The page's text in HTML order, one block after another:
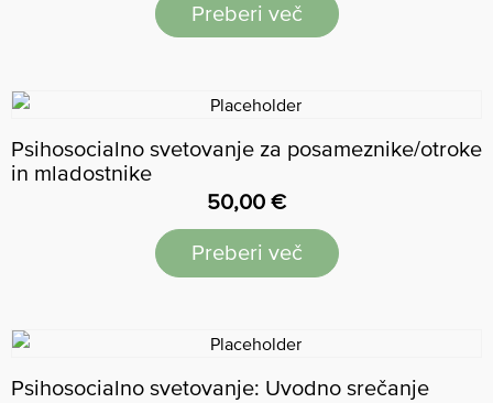
Preberi več
Psihosocialno svetovanje za posameznike/otroke
in mladostnike
50,00 €
Preberi več
Psihosocialno svetovanje: Uvodno srečanje